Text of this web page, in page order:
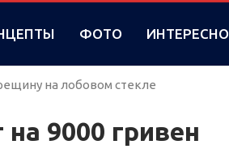
ФОТО ИНТЕРЕСНО
на лобовом стекле
9000 гривен